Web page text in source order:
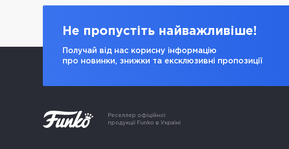
Не пропустіть найважливіше!
Получай від нас корисну інформацію
про новинки, знижки та ексклюзивні пропозиції
Реселлер офіційної
продукції Funko в Україні